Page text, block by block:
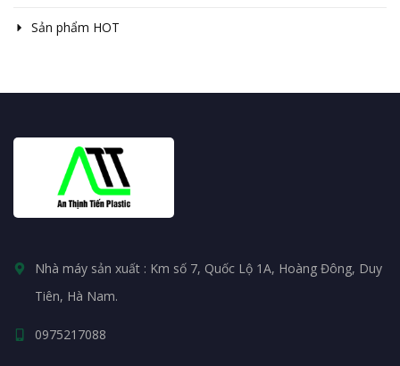
Sản phẩm HOT
Nhà máy sản xuất : Km số 7, Quốc Lộ 1A, Hoàng Đông, Duy
Tiên, Hà Nam.
0975217088